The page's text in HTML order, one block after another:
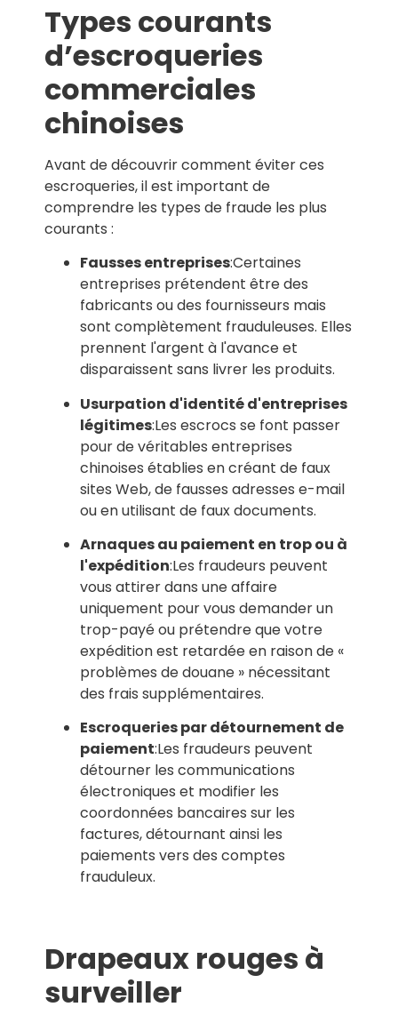
Types courants
d’escroqueries
commerciales
chinoises
Avant de découvrir comment éviter ces
escroqueries, il est important de
comprendre les types de fraude les plus
courants :
Fausses entreprises:Certaines
entreprises prétendent être des
fabricants ou des fournisseurs mais
sont complètement frauduleuses. Elles
prennent l'argent à l'avance et
disparaissent sans livrer les produits.
Usurpation d'identité d'entreprises
légitimes:Les escrocs se font passer
pour de véritables entreprises
chinoises établies en créant de faux
sites Web, de fausses adresses e-mail
ou en utilisant de faux documents.
Arnaques au paiement en trop ou à
l'expédition:Les fraudeurs peuvent
vous attirer dans une affaire
uniquement pour vous demander un
trop-payé ou prétendre que votre
expédition est retardée en raison de «
problèmes de douane » nécessitant
des frais supplémentaires.
Escroqueries par détournement de
paiement:Les fraudeurs peuvent
détourner les communications
électroniques et modifier les
coordonnées bancaires sur les
factures, détournant ainsi les
paiements vers des comptes
frauduleux.
Drapeaux rouges à
surveiller